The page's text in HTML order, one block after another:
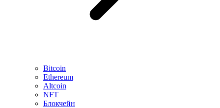
Bitcoin
Ethereum
Altcoin
NFT
Блокчейн